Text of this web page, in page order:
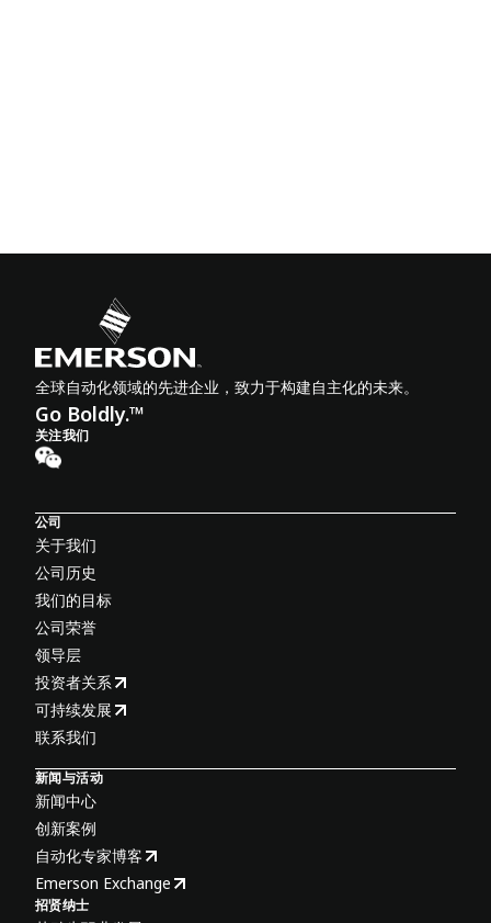
全球自动化领域的先进企业，致力于构建自主化的未来。
Go Boldly.™
关注我们
公司
关于我们
公司历史
我们的目标
公司荣誉
领导层
投资者关系
可持续发展
联系我们
新闻与活动
新闻中心
创新案例
自动化专家博客
Emerson Exchange
招贤纳士